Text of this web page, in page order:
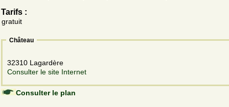
Tarifs :
gratuit
Château
32310 Lagardère
Consulter le site Internet
Consulter le plan